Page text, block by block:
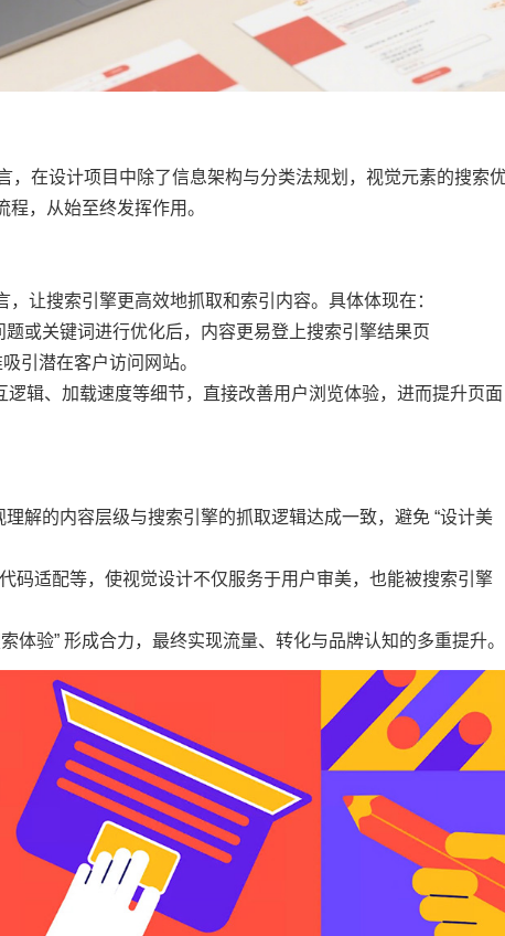
在设计项目中除了信息架构与分类法规划，视觉元素的搜索
，从始至终发挥作用。
让搜索引擎更高效地抓取和索引内容。具体体现在：
或关键词进行优化后，内容更易登上搜索引擎结果页
引潜在客户访问网站。
辑、加载速度等细节，直接改善用户浏览体验，进而提升页面
解的内容层级与搜索引擎的抓取逻辑达成一致，避免 “设计美
码适配等，使视觉设计不仅服务于用户审美，也能被搜索引擎
体验” 形成合力，最终实现流量、转化与品牌认知的多重提升。